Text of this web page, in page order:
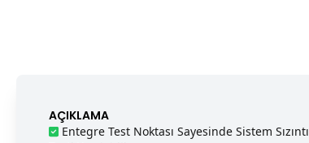
AÇIKLAMA
Entegre Test Noktası Sayesinde Sistem Sızıntı